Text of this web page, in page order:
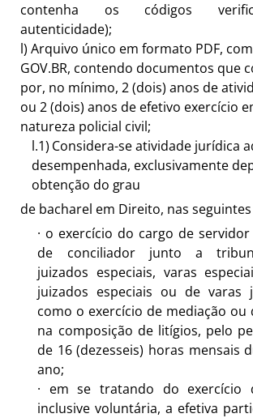
contenha os códigos
autenticidade);
l)Arquivo único em formato PDF,
GOV.BR, contendo documentos que
por, no mínimo, 2 (dois) anos de
ou 2 (dois) anos de efetivo exercício
natureza policial civil;
l.1) Considera-se atividade jurídica
desempenhada, exclusivamente
obtenção do grau
de bacharel em Direito, nas seguintes
· o exercício do cargo de
de conciliador junto a
juizados especiais, varas
juizados especiais ou de varas
como o exercício de mediação ou
na composição de litígios, pelo
de 16 (dezesseis) horas mensais
ano;
· em se tratando do exercício
inclusive voluntária, a efetiva